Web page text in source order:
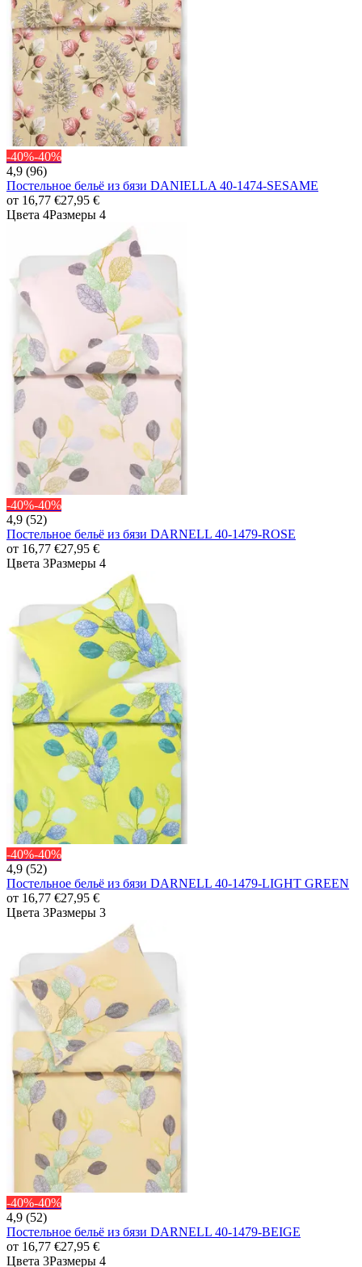
-40%-40%
4,9 (96)
Постельное бельё из бязи DANIELLA 40-1474-SESAME
от 16,77 €27,95 €
Цвета 4Размеры 4
-40%-40%
4,9 (52)
Постельное бельё из бязи DARNELL 40-1479-ROSE
от 16,77 €27,95 €
Цвета 3Размеры 4
-40%-40%
4,9 (52)
Постельное бельё из бязи DARNELL 40-1479-LIGHT GREEN
от 16,77 €27,95 €
Цвета 3Размеры 3
-40%-40%
4,9 (52)
Постельное бельё из бязи DARNELL 40-1479-BEIGE
от 16,77 €27,95 €
Цвета 3Размеры 4